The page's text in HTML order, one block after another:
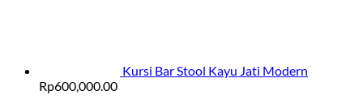
Kursi Bar Stool Kayu Jati Modern
Rp600,000.00